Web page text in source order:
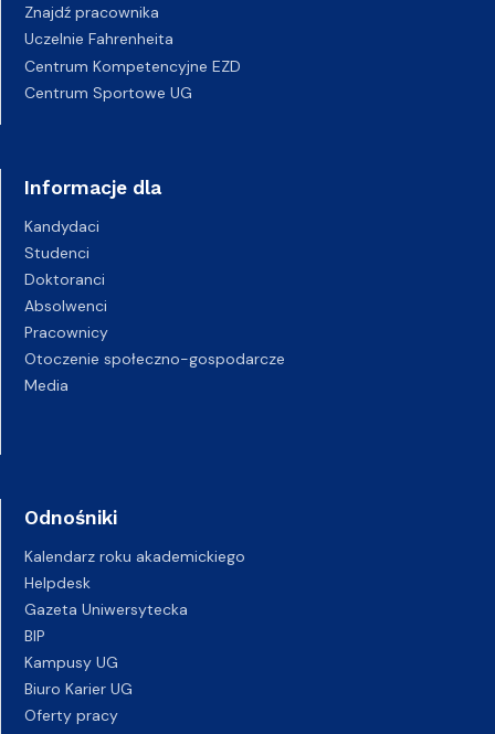
Znajdź pracownika
Uczelnie Fahrenheita
Centrum Kompetencyjne EZD
Centrum Sportowe UG
Informacje dla
Kandydaci
Studenci
Doktoranci
Absolwenci
Pracownicy
Otoczenie społeczno-gospodarcze
Media
Odnośniki
Kalendarz roku akademickiego
Helpdesk
Gazeta Uniwersytecka
BIP
Kampusy UG
Biuro Karier UG
Oferty pracy